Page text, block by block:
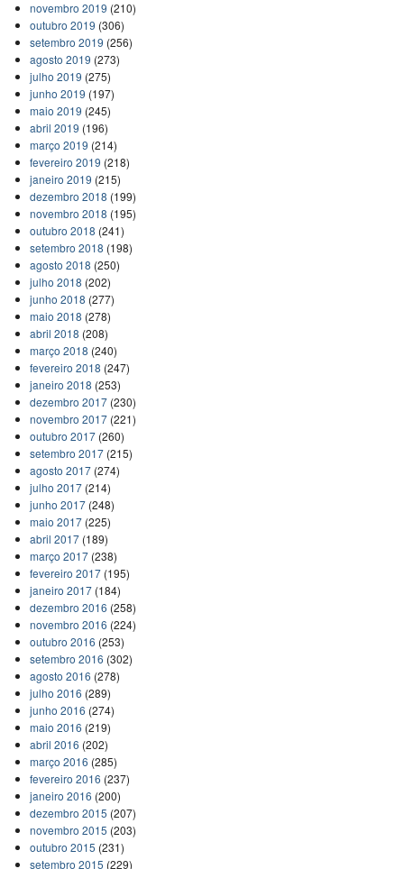
novembro 2019 (210)
outubro 2019 (306)
setembro 2019 (256)
agosto 2019 (273)
julho 2019 (275)
junho 2019 (197)
maio 2019 (245)
abril 2019 (196)
março 2019 (214)
fevereiro 2019 (218)
janeiro 2019 (215)
dezembro 2018 (199)
novembro 2018 (195)
outubro 2018 (241)
setembro 2018 (198)
agosto 2018 (250)
julho 2018 (202)
junho 2018 (277)
maio 2018 (278)
abril 2018 (208)
março 2018 (240)
fevereiro 2018 (247)
janeiro 2018 (253)
dezembro 2017(230)
novembro 2017(221)
outubro 2017(260)
setembro 2017(215)
agosto 2017(274)
julho 2017(214)
junho 2017(248)
maio 2017(225)
abril 2017(189)
março 2017(238)
fevereiro 2017(195)
janeiro 2017(184)
dezembro 2016 (258)
novembro 2016 (224)
outubro 2016 (253)
setembro 2016 (302)
agosto 2016 (278)
julho 2016 (289)
junho 2016 (274)
maio 2016 (219)
abril 2016 (202)
março 2016 (285)
fevereiro 2016 (237)
janeiro 2016 (200)
dezembro 2015 (207)
novembro 2015 (203)
outubro 2015 (231)
setembro 2015 (229)